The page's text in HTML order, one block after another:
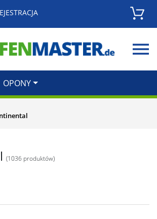
OPONY
(1036 produktów)